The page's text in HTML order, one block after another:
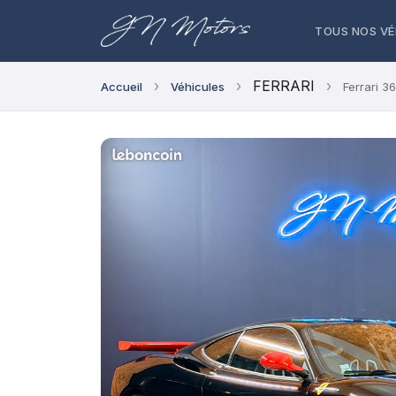
TOUS NOS
Accueil › Véhicules › FERRARI › Ferrari